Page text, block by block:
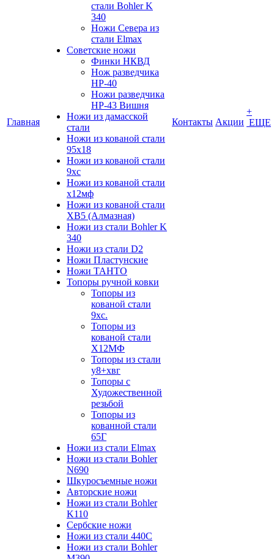
Главная
стали Bohler K
340
Ножи Севера из
стали Elmax
Советские ножи
Финки НКВД
Нож разведчика
НР-40
Ножи разведчика
НР-43 Вишня
Ножи из дамасской
стали
Ножи из кованой стали
95х18
Ножи из кованой стали
9хс
Ножи из кованой стали
х12мф
Ножи из кованой стали
ХВ5 (Алмазная)
Ножи из стали Bohler K
340
Ножи из стали D2
Ножи Пластунские
Ножи ТАНТО
Топоры ручной ковки
Топоры из
кованой стали
9хс.
Топоры из
кованой стали
Х12МФ
Топоры из стали
у8+хвг
Топоры с
Художественной
резьбой
Топоры из
кованной стали
65Г
Ножи из стали Elmax
Ножи из стали Bohler
N690
Шкуросъемные ножи
Авторские ножи
Ножи из стали Bohler
K110
Сербские ножи
Ножи из стали 440С
Ножи из стали Bohler
Контакты Акции
+
ЕЩЕ